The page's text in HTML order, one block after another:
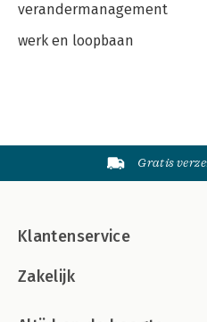
verandermanagement
werk en loopbaan
Gratis
Klantenservice
Zakelijk